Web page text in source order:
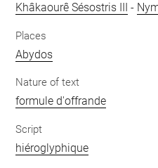
Khâkaourê Sésostris III -
Places
Abydos
Nature of text
formule d'offrande
Script
hiéroglyphique